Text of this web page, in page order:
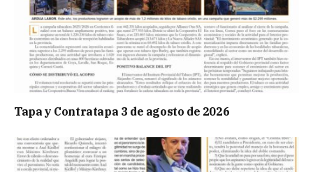
Tapa y Contratapa 3 de agosto de 2026